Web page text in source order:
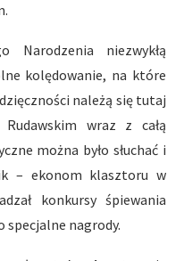
niezwykłą
kolędowanie, na które
należą się tutaj
wraz z całą
można było słuchać i
– ekonom klasztoru w
konkursy śpiewania
specjalne nagrody.